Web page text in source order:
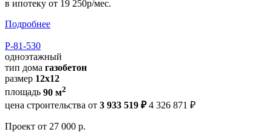
в ипотеку от 19 250р/мес.
Подробнее
Р-81-530
одноэтажный
тип дома газобетон
размер 12х12
площадь 90 м2
цена строительства от 3 933 519 ₽ 4 326 871 ₽
Проект от 27 000 р.